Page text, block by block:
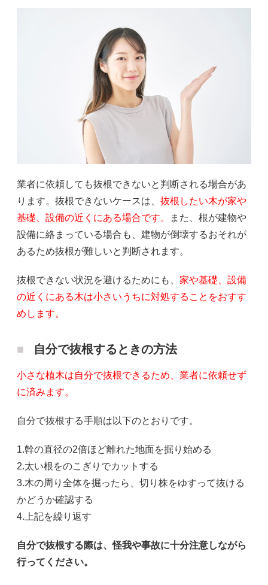
業者に依頼しても抜根できないと判断される場合があ
ります。抜根できないケースは、 抜根したい木が家や
基礎、設備の近くにある場合です。
また、根が建物や
設備に絡まっている場合も、建物が倒壊するおそれが
あるため抜根が難しいと判断されます。
抜根できない状況を避けるためにも、 家や基礎、設備
の近くにある木は小さいうちに対処することをおすす
めします。
自分で抜根するときの方法
小さな植木は自分で抜根できるため、業者に依頼せず
に済みます。
自分で抜根する手順は以下のとおりです。
1.幹の直径の2倍ほど離れた地面を掘り始める
2.太い根をのこぎりでカットする
3.木の周り全体を掘ったら、切り株をゆすって抜ける
かどうか確認する
4.上記を繰り返す
自分で抜根する際は、怪我や事故に十分注意しながら
行ってください。